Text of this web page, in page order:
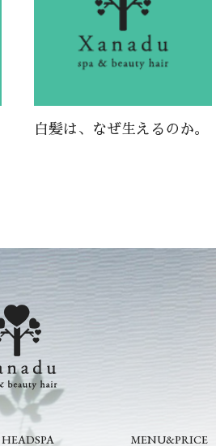
白髪は、なぜ生えるのか。
HEADSPA MENU&PRICE